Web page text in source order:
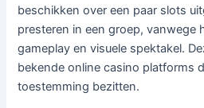
beschikken over een paar slots
presteren in een groep, vanwege
gameplay en visuele spektakel.
bekende online casino platforms
toestemming bezitten.